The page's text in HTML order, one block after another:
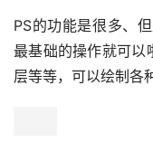
PS的功能是很多、
最基础的操作就可以
层等等，可以绘制各